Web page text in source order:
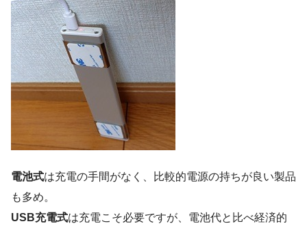
電池式は充電の手間がなく、比較的電源の持ちが良い製品
も多め。
USB充電式は充電こそ必要ですが、電池代と比べ経済的